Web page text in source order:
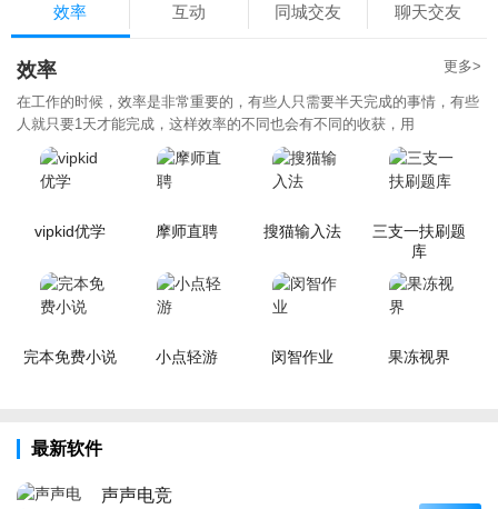
效率 互动 同城交友 聊天交友
效率 更多>
在工作的时候，效率是非常重要的，有些人只需要半天完成的事情，有些
人就只要1天才能完成，这样效率的不同也会有不同的收获，用
vipkid优学 摩师直聘 搜猫输入法
三支一扶刷题
库
完本免费小说 小点轻游 闵智作业 果冻视界
最新软件
声声电竞